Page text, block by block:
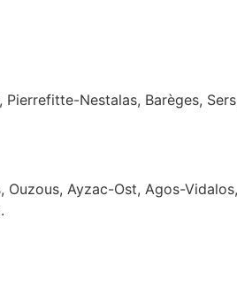
Nestalas, Barèges,
Ayzac-Ost, Agos-